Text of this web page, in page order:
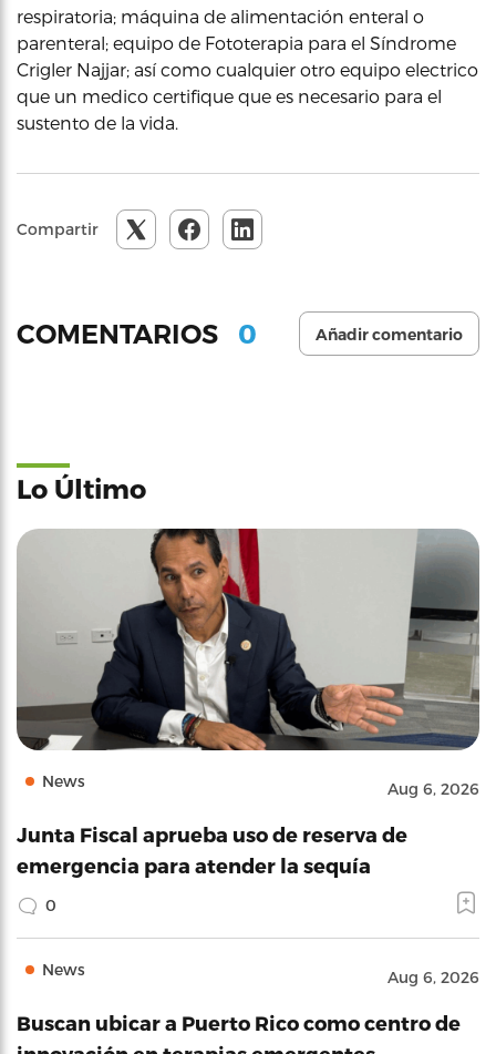
respiratoria; máquina de alimentación enteral o
parenteral; equipo de Fototerapia para el Síndrome
Crigler Najjar; así como cualquier otro equipo electrico
que un medico certifique que es necesario para el
sustento de la vida.
Compartir
COMENTARIOS 0 Añadir comentario
Lo Último
News Aug 6, 2026
Junta Fiscal aprueba uso de reserva de
emergencia para atender la sequía
0
News Aug 6, 2026
Buscan ubicar a Puerto Rico como centro de